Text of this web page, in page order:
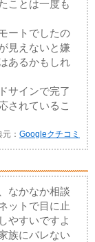
ことは一度も
ートでしたの
見えないと嫌
あるかもしれ
サインで完了
されているこ
元：Googleクチコミ
なかなか相談
ットで目に止
やすいですよ
族にバレない